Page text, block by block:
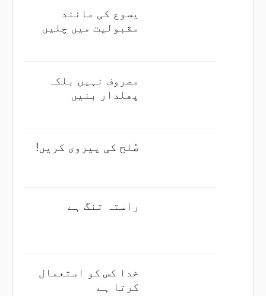
یسوع کی مانند
مقبولیت میں چلیں
مصروف نہیں بلکہ
پھلدار بنیں
صُلح کی پیروی کریں!
راستہ تنگ ہے
خدا کس کو استعمال
کرتا ہے